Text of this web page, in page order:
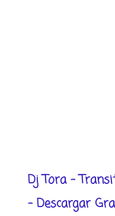
Dj Tora -
- Descargar